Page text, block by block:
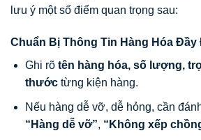
lưu ý một số điểm quan trọng sau:
Chuẩn Bị Thông Tin Hàng Hóa Đầy
Ghi rõ tên hàng hóa, số lượng,
thướctừng kiện hàng.
Nếu hàng dễ vỡ, dễ hỏng, cần
“Hàng dễ vỡ”, “Không xếp